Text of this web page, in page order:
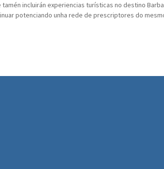
incluirán experiencias turísticas no destino
potenciando unha rede de prescriptores do